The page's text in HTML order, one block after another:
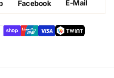
Facebook E-Mail